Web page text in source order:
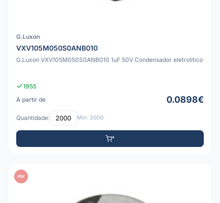
G.Luxon
VXV105M050S0ANB010
G.Luxon VXV105M050S0ANB010 1uF 50V Condensador eletrolítico
1955
A partir de
0.0898€
Quantidade: Mín: 2000
PDF